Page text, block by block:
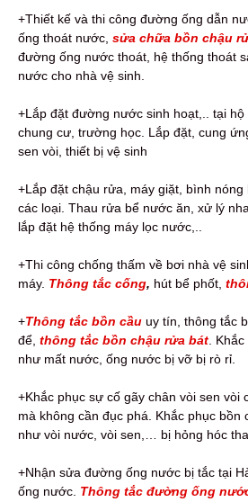
+Thiết kế và thi công đường ống dẫn
ống thoát nước, sửa chữa bồn chậu
đường ống nước thoát, hệ thống thoát
nước cho nhà vệ sinh.
+Lắp đặt đường nước sinh hoạt,.. tại
chung cư, trường học. Lắp đặt, cung
sen vòi, thiết bị vệ sinh
+Lắp đặt chậu rửa, máy giặt, bình
các loại. Thau rửa bể nước ăn, xử lý
lắp đặt hệ thống máy lọc nước,..
+Thi công chống thấm về bơi nhà vệ
máy. Thông tắc cống, hút bể phốt,
+Thông tắc bồn cầu uy tín, thông tắc
để, thông tắc bồn chậu rửa bát .
như mất nước, ống nước bị vỡ bị rò rỉ.
+Khắc phục sự cố gãy chân vòi sen vòi
mà không cần đục phá. Khắc phục bồn
như vòi nước, vòi sen,… bị hỏng hóc
+Nhận sửa đường ống nước bị tắc tại
ống nước. Thông tắc đường ống